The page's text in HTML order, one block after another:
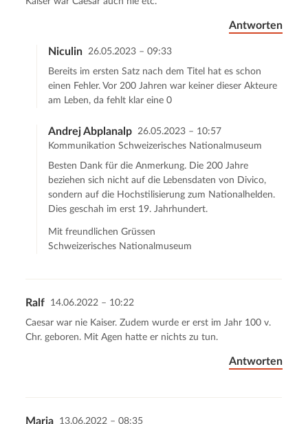
Antworten
Niculin 26.05.2023 – 09:33
Bereits im ersten Satz nach dem Titel hat es schon
einen Fehler. Vor 200 Jahren war keiner dieser Akteure
am Leben, da fehlt klar eine 0
Andrej Abplanalp 26.05.2023 – 10:57
Kommunikation Schweizerisches Nationalmuseum
Besten Dank für die Anmerkung. Die 200 Jahre
beziehen sich nicht auf die Lebensdaten von Divico,
sondern auf die Hochstilisierung zum Nationalhelden.
Dies geschah im erst 19. Jahrhundert.
Mit freundlichen Grüssen
Schweizerisches Nationalmuseum
Ralf 14.06.2022 – 10:22
Caesar war nie Kaiser. Zudem wurde er erst im Jahr 100 v.
Chr. geboren. Mit Agen hatte er nichts zu tun.
Antworten
Maria 13.06.2022 – 08:35